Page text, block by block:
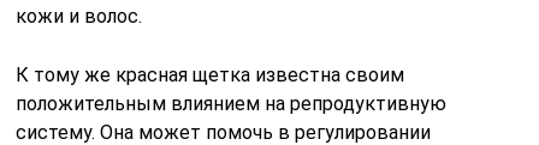
кожи и волос.
К тому же красная щетка известна своим
положительным влиянием на репродуктивную
систему. Она может помочь в регулировании